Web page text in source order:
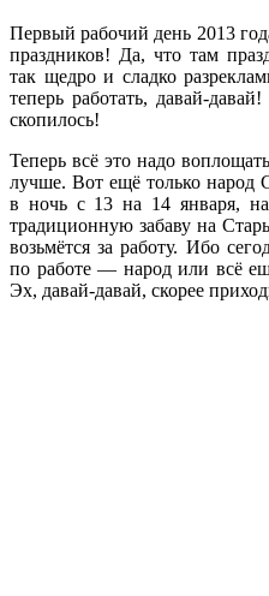
Первый рабочий день 2013
праздников! Да, что там
так щедро и сладко
теперь работать, давай-
скопилось!
Теперь всё это надо
лучше. Вот ещё только народ
в ночь с 13 на 14 января,
традиционную забаву на
возьмётся за работу. Ибо
по работе — народ или всё
Эх, давай-давай, скорее